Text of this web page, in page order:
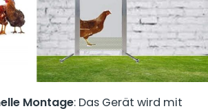
Montage: Das Gerät wird mit